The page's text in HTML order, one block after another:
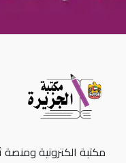
مكتبة الكترونية